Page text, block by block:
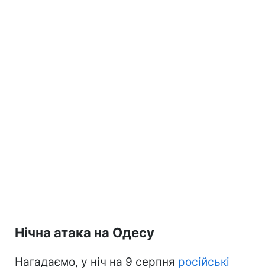
Нічна атака на Одесу
Нагадаємо, у ніч на 9 серпня російські